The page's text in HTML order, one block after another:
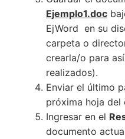
Ejemplo1.doc
EjWord en su
carpeta o
crearla/o para
realizados).
Enviar el último
próxima hoja del
Ingresar en el
documento